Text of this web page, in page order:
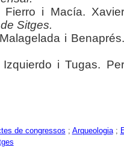
i Macía.
Sitges.
i
i Tugas.
de congressos ; Arqueologia;